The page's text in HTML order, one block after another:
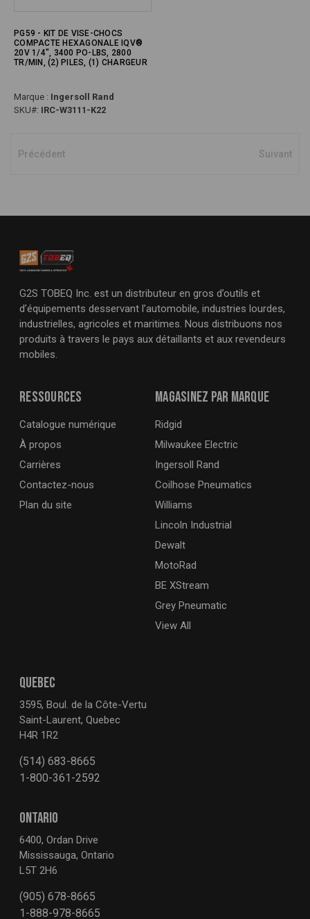
PG59 - KIT DE VISE-CHOCS
COMPACTE HEXAGONALE IQV®
20V 1/4", 3400 PO-LBS, 2800
TR/MIN, (2) PILES, (1) CHARGEUR
Marque : Ingersoll Rand
SKU#: IRC-W3111-K22
Précédent Suivant
G2S TOBEQ Inc. est un distributeur en gros d’outils et
d’équipements desservant l’automobile, industries lourdes,
industrielles, agricoles et maritimes. Nous distribuons nos
produits à travers le pays aux détaillants et aux revendeurs
mobiles.
QUEBEC
3595, Boul. de la Côte-Vertu
Saint-Laurent, Quebec
H4R 1R2
(514) 683-8665
1-800-361-2592
ONTARIO
6400, Ordan Drive
Mississauga, Ontario
L5T 2H6
(905) 678-8665
1-888-978-8665
Magasinez par marque
Ridgid
Milwaukee Electric
Ingersoll Rand
Coilhose Pneumatics
Williams
Lincoln Industrial
Dewalt
MotoRad
BE XStream
Grey Pneumatic
View All
Ressources
Catalogue numérique
À propos
Carrières
Contactez-nous
Plan du site